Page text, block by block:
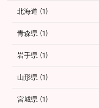
北海道 (1)
青森県 (1)
岩手県 (1)
山形県 (1)
宮城県 (1)